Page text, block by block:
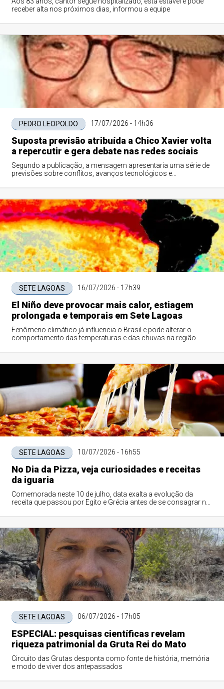
receber alta nos próximos dias, informou a equipe
PEDRO LEOPOLDO 17/07/2026 - 14h36
Suposta previsão atribuída a Chico Xavier volta
a repercutir e gera debate nas redes sociais
Segundo a publicação, a mensagem apresentaria uma série de
previsões sobre conflitos, avanços tecnológicos e
SETE LAGOAS 16/07/2026 - 17h39
El Niño deve provocar mais calor, estiagem
prolongada e temporais em Sete Lagoas
Fenômeno climático já influencia o Brasil e pode alterar o
comportamento das temperaturas e das chuvas na região
SETE LAGOAS 10/07/2026 - 16h55
No Dia da Pizza, veja curiosidades e receitas
da iguaria
Comemorada neste 10 de julho, data exalta a evolução da
receita que passou por Egito e Grécia antes de se consagrar na
SETE LAGOAS 06/07/2026 - 17h05
ESPECIAL: pesquisas científicas revelam
riqueza patrimonial da Gruta Rei do Mato
Circuito das Grutas desponta como fonte de história, memória
e modo de viver dos antepassados